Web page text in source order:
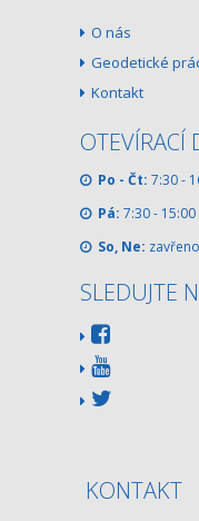
O nás
Geodetické
Kontakt
OTEVÍRACÍ
Po - Čt: 7:30 -
Pá: 7:30 - 15:00
So, Ne: zavřeno
SLEDUJTE
KONTAKT